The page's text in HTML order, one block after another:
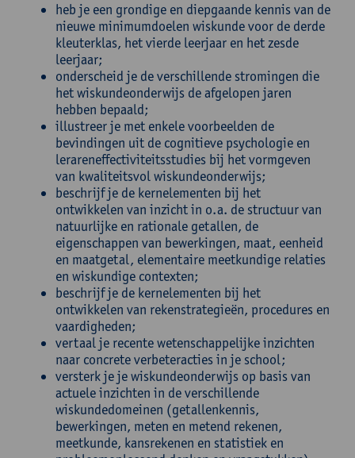
heb je een grondige en diepgaande kennis van de
nieuwe minimumdoelen wiskunde voor de derde
kleuterklas, het vierde leerjaar en het zesde
leerjaar;
onderscheid je de verschillende stromingen die
het wiskundeonderwijs de afgelopen jaren
hebben bepaald;
illustreer je met enkele voorbeelden de
bevindingen uit de cognitieve psychologie en
lerareneffectiviteitsstudies bij het vormgeven
van kwaliteitsvol wiskundeonderwijs;
beschrijf je de kernelementen bij het
ontwikkelen van inzicht in o.a. de structuur van
natuurlijke en rationale getallen, de
eigenschappen van bewerkingen, maat, eenheid
en maatgetal, elementaire meetkundige relaties
en wiskundige contexten;
beschrijf je de kernelementen bij het
ontwikkelen van rekenstrategieën, procedures en
vaardigheden;
vertaal je recente wetenschappelijke inzichten
naar concrete verbeteracties in je school;
versterk je je wiskundeonderwijs op basis van
actuele inzichten in de verschillende
wiskundedomeinen (getallenkennis,
bewerkingen, meten en metend rekenen,
meetkunde, kansrekenen en statistiek en